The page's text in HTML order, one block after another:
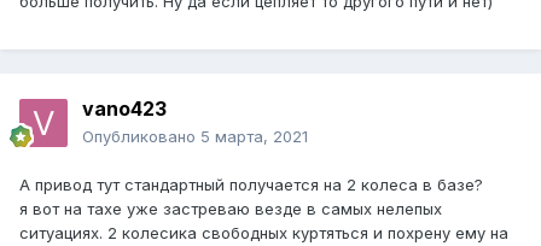
vano423
Опубликовано 5 марта, 2021
А привод тут стандартный получается на 2 колеса в базе?
я вот на тахе уже застреваю везде в самых нелепых
ситуациях. 2 колесика свободных куртяться и похрену ему на